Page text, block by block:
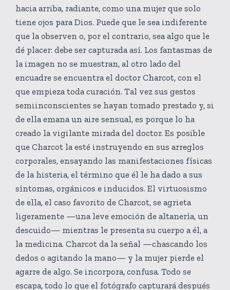
hacia arriba, radiante, como una mujer que solo
tiene ojos para Dios. Puede que le sea indiferente
que la observen o, por el contrario, sea algo que le
dé placer: debe ser capturada así. Los fantasmas de
la imagen no se muestran, al otro lado del
encuadre se encuentra el doctor Charcot, con el
que empieza toda curación. Tal vez sus gestos
semiinconscientes se hayan tomado prestado y, si
de ella emana un aire sensual, es porque lo ha
creado la vigilante mirada del doctor. Es posible
que Charcot la esté instruyendo en sus arreglos
corporales, ensayando las manifestaciones físicas
de la histeria, el término que él le ha dado a sus
síntomas, orgánicos e inducidos. El virtuosismo
de ella, el caso favorito de Charcot, se agrieta
ligeramente —una leve emoción de altanería, un
descuido— mientras le presenta su cuerpo a él, a
la medicina. Charcot da la señal —chascando los
dedos o agitando la mano— y la mujer pierde el
agarre de algo. Se incorpora, confusa. Todo se
escapa, todo lo que el fotógrafo capturará después